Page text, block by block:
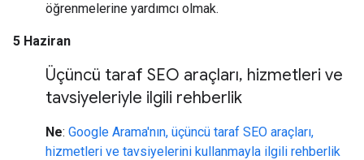
öğrenmelerine yardımcı olmak.
5 Haziran
Üçüncü taraf SEO araçları, hizmetleri ve
tavsiyeleriyle ilgili rehberlik
Ne: Google Arama'nın, üçüncü taraf SEO araçları,
hizmetleri ve tavsiyelerini kullanmayla ilgili rehberlik